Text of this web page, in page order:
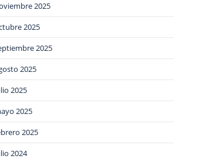
2025
2025
2025
2025
2025
2025
2025
2024